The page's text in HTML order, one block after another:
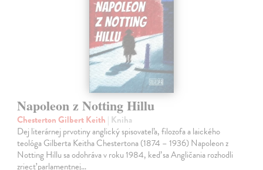
Napoleon z Notting Hillu
Chesterton Gilbert Keith | Kniha
Dej literárnej prvotiny anglický spisovateľa, filozofa a laického
teológa Gilberta Keitha Chestertona (1874 – 1936) Napoleon z
Notting Hillu sa odohráva v roku 1984, keď sa Angličania rozhodli
zriecť parlamentnej…